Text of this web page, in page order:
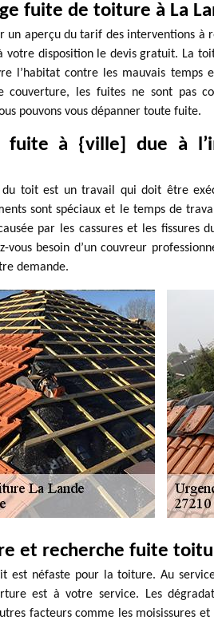
fuite de toiture à La
un aperçu du tarif des interventions
votre disposition le devis gratuit. La
l’habitat contre les mauvais
couverture, les fuites ne sont pas
pouvons vous dépanner toute fuite.
fuite à {ville] due à
toit est un travail qui doit être
sont spéciaux et le temps de
par les cassures et les fissures
vous besoin d’un couvreur
demande.
et recherche fuite
est néfaste pour la toiture. Au
est à votre service. Les
facteurs comme les moisissures